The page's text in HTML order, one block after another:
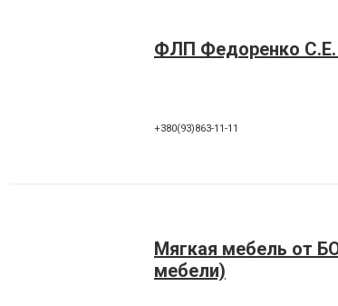
ФЛП Федоренко С.Е.
+380(93)863-11-11
Мягкая мебель от
мебели)